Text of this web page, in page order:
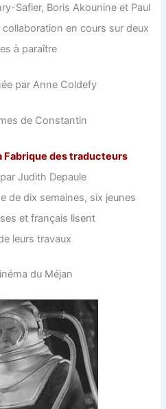
Safier, Boris Akounine et Paul
en cours sur deux
à paraître
par Anne Coldefy
de Constantin
Fabrique des traducteurs
Judith Depaule
de dix semaines, six jeunes
et français lisent
leurs travaux
du Méjan